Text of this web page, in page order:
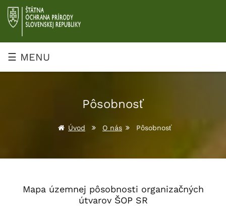
Prejsť
na
obsah
☰ MENU
Pôsobnosť
Úvod O nás Pôsobnosť
Mapa územnej pôsobnosti organizačných
útvarov ŠOP SR